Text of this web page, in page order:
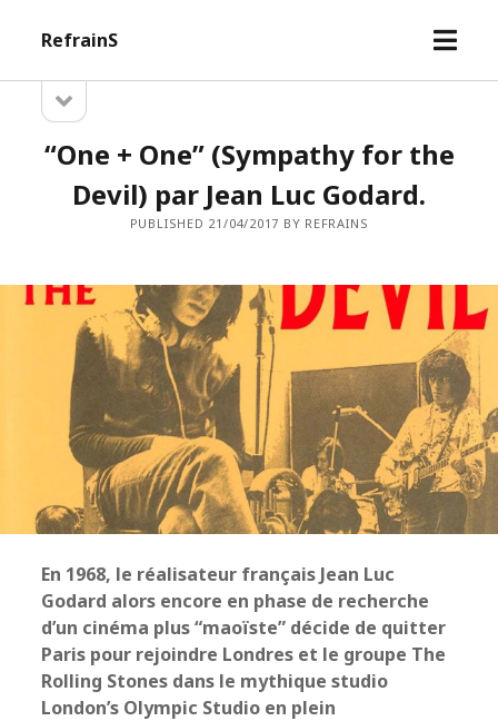
RefrainS
open
Sidebarsidebar
“One + One” (Sympathy for the
Devil) par Jean Luc Godard.
PUBLISHED 21/04/2017 BY REFRAINS
En 1968, le réalisateur français Jean Luc
Godard alors encore en phase de recherche
d’un cinéma plus “maoïste” décide de quitter
Paris pour rejoindre Londres et le groupe The
Rolling Stones dans le mythique studio
London’s Olympic Studio en plein